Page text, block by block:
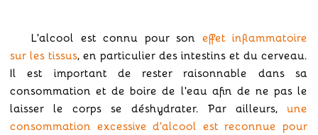
L'alcool est connu pour son effet inflammatoire
sur les tissus, en particulier des intestins et du cerveau.
Il est important de rester raisonnable dans sa
consommation et de boire de l'eau afin de ne pas le
laisser le corps se déshydrater. Par ailleurs, une
consommation excessive d'alcool est reconnue pour